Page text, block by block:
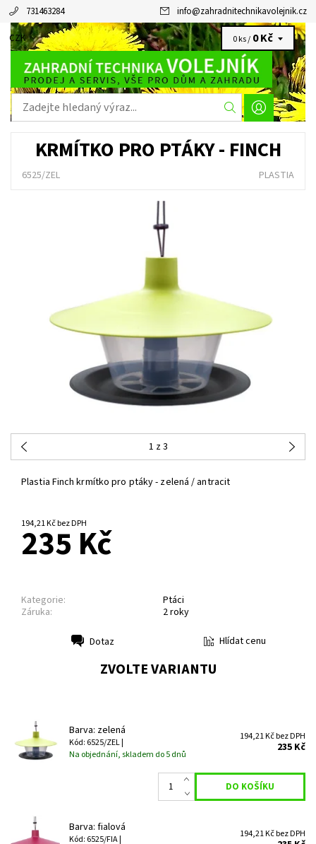
731463284 info@zahradnitechnikavolejnik.cz
CZK 0 ks / 0 Kč
KRMÍTKO PRO PTÁKY - FINCH
6525/ZEL PLASTIA
1 z 3
Plastia Finch krmítko pro ptáky - zelená / antracit
194,21 Kč bez DPH
235 Kč
Kategorie:
Ptáci
Záruka:
2 roky
Dotaz Hlídat cenu
ZVOLTE VARIANTU
Barva: zelená
Kód: 6525/ZEL |
Na objednání, skladem do 5 dnů
194,21 Kč bez DPH
235 Kč
Barva: fialová
Kód: 6525/FIA |
194,21 Kč bez DPH